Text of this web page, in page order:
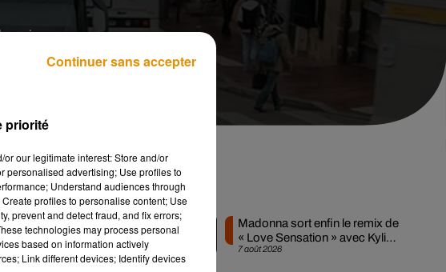
Musique
7 août 2026
Madonna sort enfin le remix de
« Love Sensation » avec Kylie
Minogue
priorité
our legitimate interest: Store and/or
personalised advertising; Use profiles to
Understand audiences through
profiles to personalise content; Use
prevent and detect fraud, and fix errors;
technologies may process personal
based on information actively
Link different devices; Identify devices
Continuer sans accepter